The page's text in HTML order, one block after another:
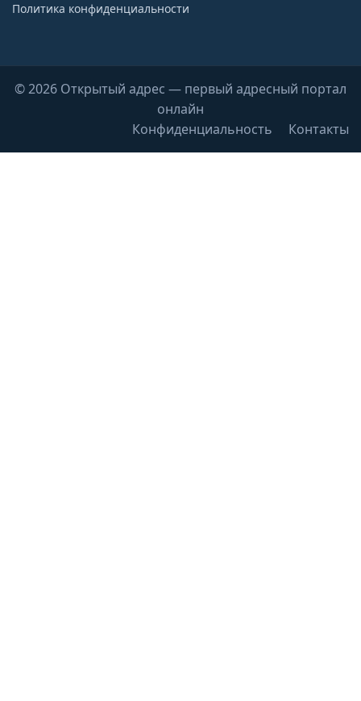
Политика конфиденциальности
© 2026 Открытый адрес — первый адресный портал
онлайн
Конфиденциальность
Контакты